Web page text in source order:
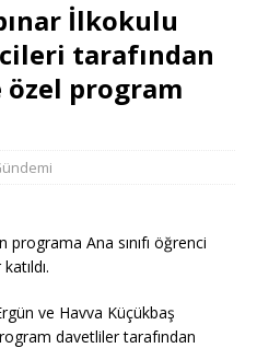
İlkokulu
tarafından
program
Ana sınıfı öğrenci
ve Havva Küçükbaş
davetliler tarafından